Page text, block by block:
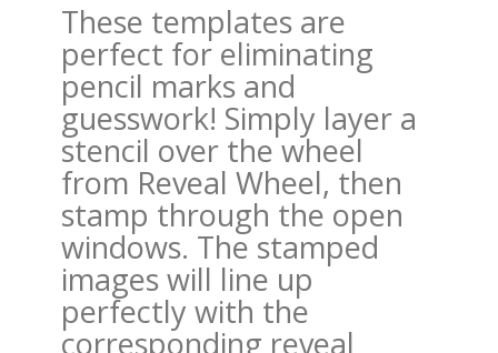
These templates are
perfect for eliminating
pencil marks and
guesswork! Simply layer a
stencil over the wheel
from Reveal Wheel, then
stamp through the open
windows. The stamped
images will line up
perfectly with the
corresponding reveal